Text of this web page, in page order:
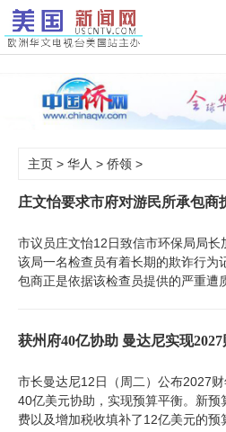
主页 > 华人 > 侨领 >
庄文怡要求市府对游民所承包商
市议员庄文怡12日致信市环保局局
该局一名检查员有着长期的欺诈行为
包商正是依据该检查员提供的严重遭
获州府40亿协助 曼达尼实现
市长曼达尼12日（周二）公布2027
40亿美元协助，实现预算平衡。新
费以及增加税收填补了12亿美元的预